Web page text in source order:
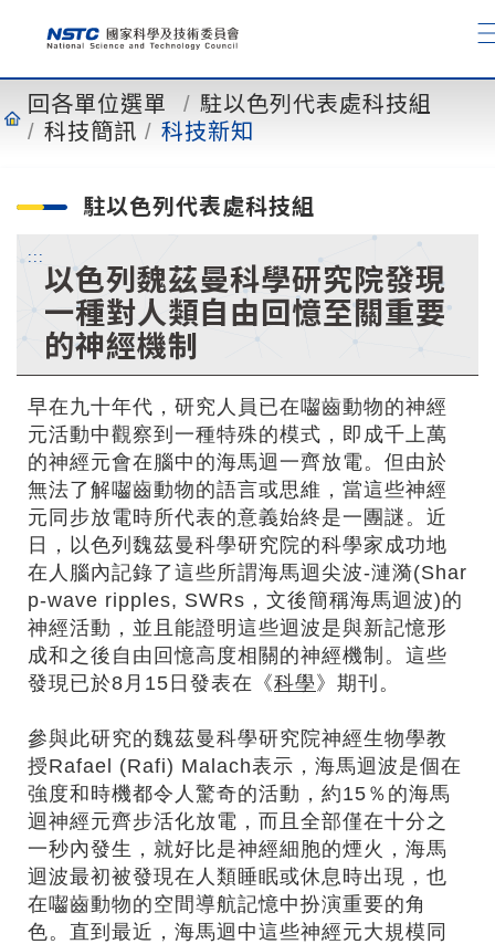
容 回各單位選單
駐以色列代表處科技組
科技簡訊
科技新知
駐以色列代表處科技組
:::
以色列魏茲曼科學研究院發現
一種對人類自由回憶至關重要
的神經機制
早在九十年代，研究人員已在囓齒動物的神經
元活動中觀察到一種特殊的模式，即成千上萬
的神經元會在腦中的海馬迴一齊放電。但由於
無法了解囓齒動物的語言或思維，當這些神經
元同步放電時所代表的意義始終是一團謎。近
日，以色列魏茲曼科學研究院的科學家成功地
在人腦內記錄了這些所謂海馬迴尖波-漣漪(Shar
p-wave ripples, SWRs，文後簡稱海馬迴波)的
神經活動，並且能證明這些迴波是與新記憶形
成和之後自由回憶高度相關的神經機制。這些
發現已於8月15日發表在《科學》期刊。
參與此研究的魏茲曼科學研究院神經生物學教
授Rafael (Rafi) Malach表示，海馬迴波是個在
強度和時機都令人驚奇的活動，約15％的海馬
迴神經元齊步活化放電，而且全部僅在十分之
一秒內發生，就好比是神經細胞的煙火，海馬
迴波最初被發現在人類睡眠或休息時出現，也
在囓齒動物的空間導航記憶中扮演重要的角
色。直到最近，海馬迴中這些神經元大規模同